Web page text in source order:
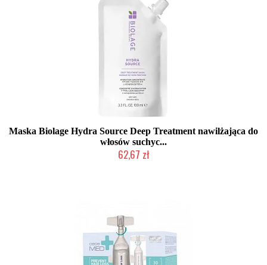
Maska Biolage Hydra Source Deep Treatment nawilżająca do
włosów suchyc...
62,67 zł